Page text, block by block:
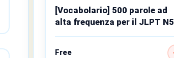
[Vocabolario] 500 parole ad
alta frequenza per il JLPT N5
Free